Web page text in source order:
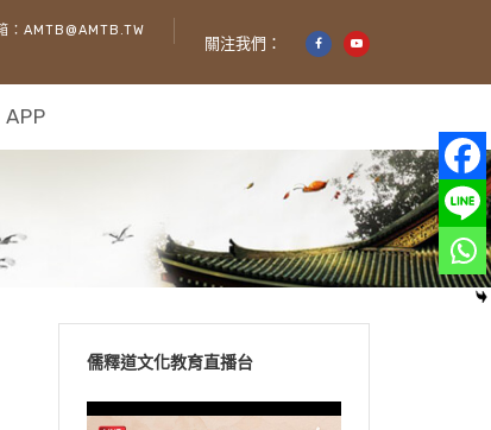
：AMTB@AMTB.TW
關注我們：
APP
儒釋道文化教育直播台